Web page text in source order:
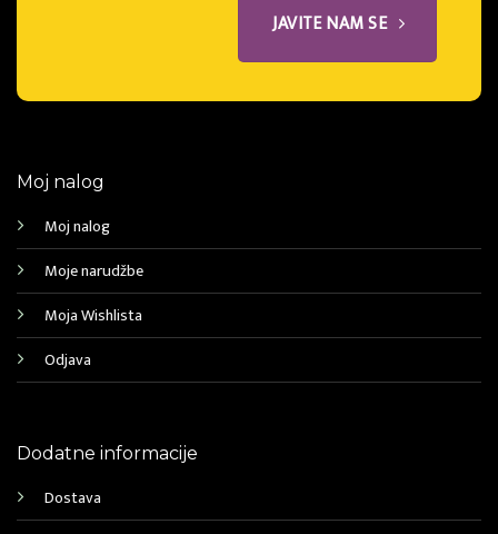
JAVITE NAM SE
Moj nalog
Moj nalog
Moje narudžbe
Moja Wishlista
Odjava
Dodatne informacije
Dostava